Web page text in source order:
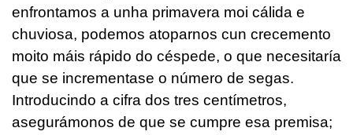
enfrontamos a unha primavera moi cálida e
chuviosa, podemos atoparnos cun crecemento
moito máis rápido do céspede, o que necesitaría
que se incrementase o número de segas.
Introducindo a cifra dos tres centímetros,
asegurámonos de que se cumpre esa premisa;